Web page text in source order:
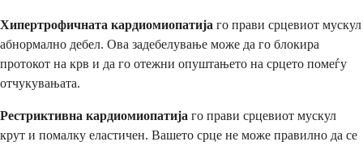
Хипертрофичната кардиомиопатија го прави срцевиот мускул
абнормално дебел. Ова задебелување може да го блокира
протокот на крв и да го отежни опуштањето на срцето помеѓу
отчукувањата.
Рестриктивна кардиомиопатија го прави срцевиот мускул
крут и помалку еластичен. Вашето срце не може правилно да се